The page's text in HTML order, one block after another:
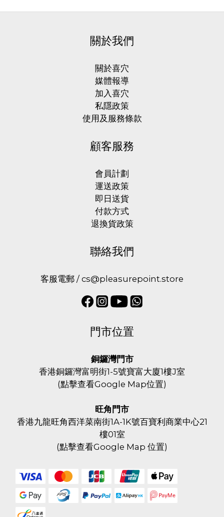
關於我們
關於喜穴
媒體報導
加入喜穴
私隱政策
使用及服務條款
顧客服務
會員計劃
運送政策
即日送貨
付款方式
退換貨政策
聯絡我們
客服電郵 / cs@pleasurepoint.store
門市位置
銅鑼灣門市
香港銅鑼灣富明街1-5號寶富大廈1樓J室
(點擊查看Google Map位置)
旺角門市
香港九龍旺角西洋菜南街1A-1K號百寶利商業中心21
樓01室
(點擊查看Google Map 位置)